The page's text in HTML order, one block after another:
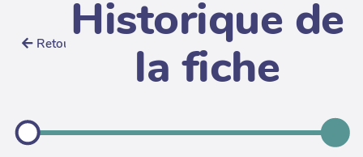
Retour Historique de
la fiche